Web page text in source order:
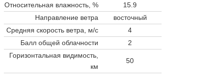
Относительная влажность, %
15.9
Направление ветра
восточный
Средняя скорость ветра, м/с
4
Балл общей облачности
2
Горизонтальная видимость,
км
50